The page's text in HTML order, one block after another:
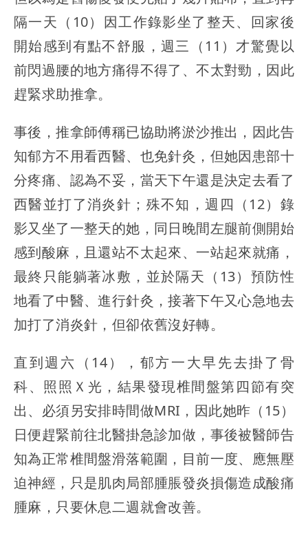
隔一天（10）因工作錄影坐了整天、回家後
開始感到有點不舒服，週三（11）才驚覺以
前閃過腰的地方痛得不得了、不太對勁，因此
趕緊求助推拿。
事後，推拿師傅稱已協助將淤沙推出，因此告
知郁方不用看西醫、也免針灸，但她因患部十
分疼痛、認為不妥，當天下午還是決定去看了
西醫並打了消炎針；殊不知，週四（12）錄
影又坐了一整天的她，同日晚間左腿前側開始
感到酸麻，且還站不太起來、一站起來就痛，
最終只能躺著冰敷，並於隔天（13）預防性
地看了中醫、進行針灸，接著下午又心急地去
加打了消炎針，但卻依舊沒好轉。
直到週六（14），郁方一大早先去掛了骨
科、照照Ｘ光，結果發現椎間盤第四節有突
出、必須另安排時間做MRI，因此她昨（15）
日便趕緊前往北醫掛急診加做，事後被醫師告
知為正常椎間盤滑落範圍，目前一度、應無壓
迫神經，只是肌肉局部腫脹發炎損傷造成酸痛
腫麻，只要休息二週就會改善。